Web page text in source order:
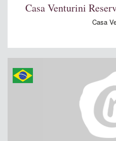
Casa Venturini
Casa